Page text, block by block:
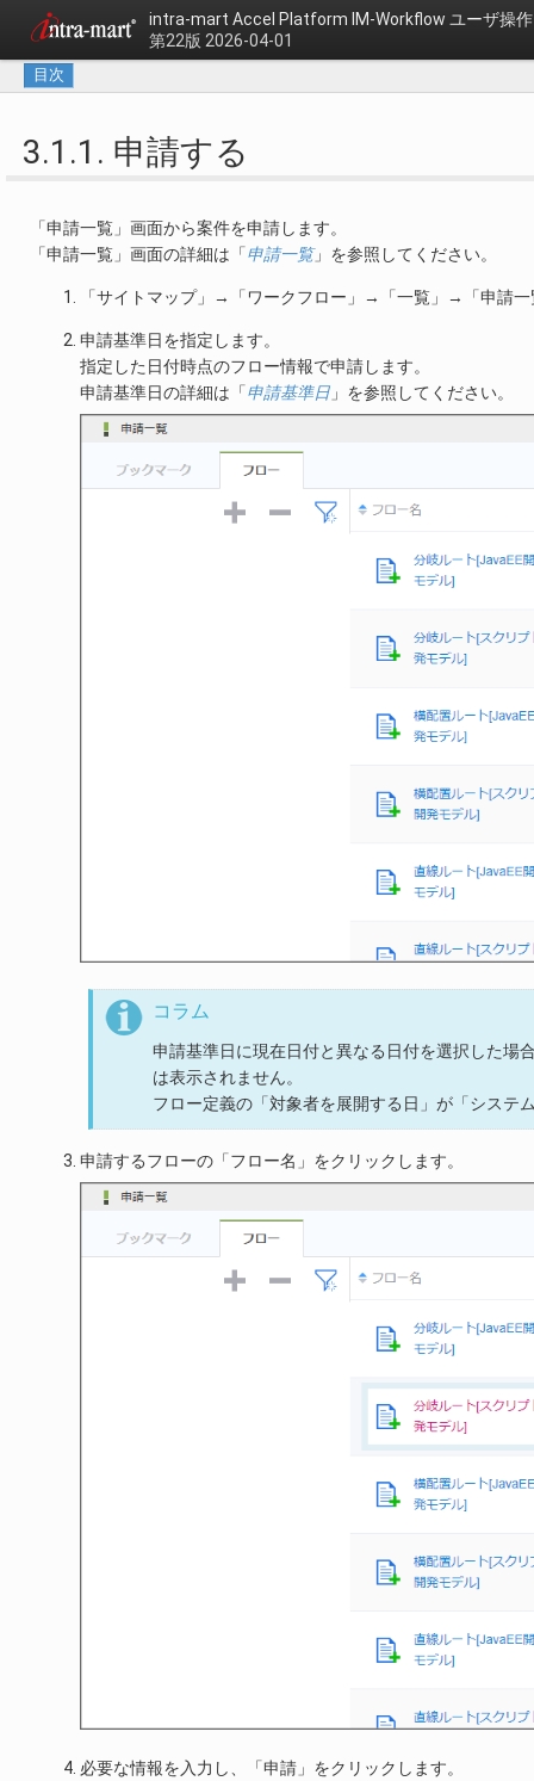
intra-mart Accel Platform IM-Workflow ユーザ操
第22版 2026-04-01
目次
3.1.1. 申請する
「申請一覧」画面から案件を申請します。
「申請一覧」画面の詳細は「申請一覧」を参照してください。
「サイトマップ」→「ワークフロー」→「一覧」→「申請一
申請基準日を指定します。
指定した日付時点のフロー情報で申請します。
申請基準日の詳細は「申請基準日 」を参照してください。
コラム
申請基準日に現在日付と異なる日付を選択した場
は表示されません。
フロー定義の「対象者を展開する日」が「システ
申請するフローの「フロー名」をクリックします。
必要な情報を入力し、「申請」をクリックします。